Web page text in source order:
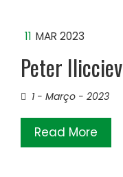
11 MAR 2023
Peter Ilicciev
1 - Março - 2023
Read More